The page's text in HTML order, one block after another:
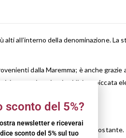
alti all’interno della denominazione.
dalla Maremma; è anche grazie
aromatica, vivaci acidità e spiccata
in locali a temperatura costante.
sconto del 5%?
newsletter e riceverai
sconto del 5% sul tuo